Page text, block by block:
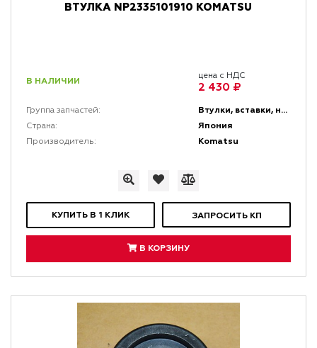
ВТУЛКА NP2335101910 KOMATSU
В НАЛИЧИИ
цена с НДС
2 430 ₽
Группа запчастей: Втулки, вставки, накладки и заглушки
Страна: Япония
Производитель: Komatsu
КУПИТЬ В 1 КЛИК ЗАПРОСИТЬ КП
В КОРЗИНУ